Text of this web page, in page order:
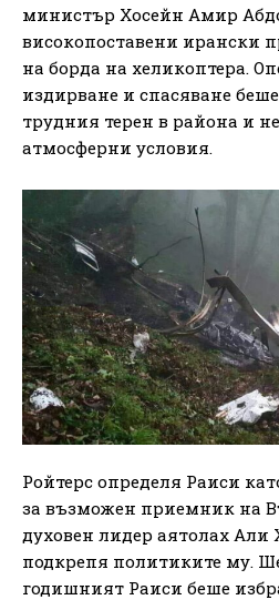
министър Хосейн Амир
високопоставени ирански
на борда на хеликоптера.
издирване и спасяване
трудния терен в района и
атмосферни условия.
Ройтерс определя Раиси
за възможен приемник на
духовен лидер аятолах Али
подкрепя политиките му.
годишният Раиси беше